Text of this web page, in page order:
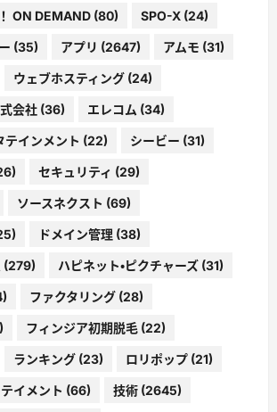
ON DEMAND (80) SPO-X (24)
(35) アプリ (2647) アムモ (31)
ウェブホスティング (24)
会社 (36) エレコム (34)
テインメント (22) シービー (31)
セキュリティ (29)
ソースネクスト (69)
ドメイン管理 (38)
(279) ハピネット・ピクチャーズ (31)
ファクタリング (28)
フィンジア初期脱毛 (22)
ランキング (23) ロリポップ (21)
イメント (66) 技術 (2645)